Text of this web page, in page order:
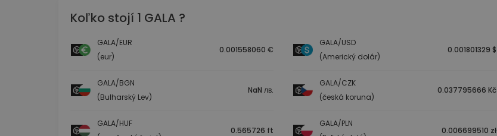
Koľko stojí 1 GALA ?
GALA/EUR
(eur)
0.001558060 €
GALA/USD
(Americký dolár)
0.001801329 $
GALA/BGN
(Bulharský Lev)
NaN лв.
GALA/CZK
(česká koruna)
0.037795666 Kč
GALA/HUF
0.565726 ft
GALA/PLN
0.006699510 zł